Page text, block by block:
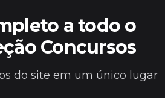
a todo o
Concursos
do site em um único lugar